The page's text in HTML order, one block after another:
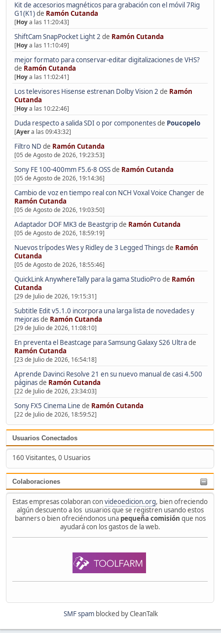
Kit de accesorios magnéticos para grabación con el móvil 7Rig
G1(K1)de Ramón Cutanda
[Hoya las 11:20:43]
ShiftCam SnapPocket Light 2 de Ramón Cutanda
[Hoya las 11:10:49]
mejor formato para conservar-editar digitalizaciones de VHS?
de Ramón Cutanda
[Hoya las 11:02:41]
Los televisores Hisense estrenan Dolby Vision 2 de Ramón
Cutanda
[Hoya las 10:22:46]
Duda respecto a salida SDI o por componentesde Poucopelo
[Ayera las 09:43:32]
Filtro ND de Ramón Cutanda
[05 de Agosto de 2026, 19:23:53]
Sony FE 100-400mm F5.6-8 OSSde Ramón Cutanda
[05 de Agosto de 2026, 19:14:36]
Cambio de voz en tiempo real con NCH Voxal Voice Changerde
Ramón Cutanda
[05 de Agosto de 2026, 19:03:50]
Adaptador DOF MK3 de Beastgripde Ramón Cutanda
[05 de Agosto de 2026, 18:59:19]
Nuevos trípodes Wes y Ridley de 3 Legged Thingsde Ramón
Cutanda
[05 de Agosto de 2026, 18:55:46]
QuickLink AnywhereTally para la gama StudioProde Ramón
Cutanda
[29 de Julio de 2026, 19:15:31]
Subtitle Edit v5.1.0 incorpora una larga lista de novedades y
mejorasde Ramón Cutanda
[29 de Julio de 2026, 11:08:10]
En preventa el Beastcage para Samsung Galaxy S26 Ultrade
Ramón Cutanda
[23 de Julio de 2026, 16:54:18]
Aprende Davinci Resolve 21 en su nuevo manual de casi 4.500
páginasde Ramón Cutanda
[22 de Julio de 2026, 23:34:03]
Sony FX5 Cinema Line de Ramón Cutanda
[22 de Julio de 2026, 18:59:52]
Usuarios Conectados
160 Visitantes, 0 Usuarios
Colaboraciones
Estas empresas colaboran convideoedicion.org, bien ofreciendo
algún descuento a los usuarios que se registren usando estos
banners o bien ofreciéndonos una pequeña comisión que nos
ayudará con los gastos de la web.
SMF spamblocked by CleanTalk